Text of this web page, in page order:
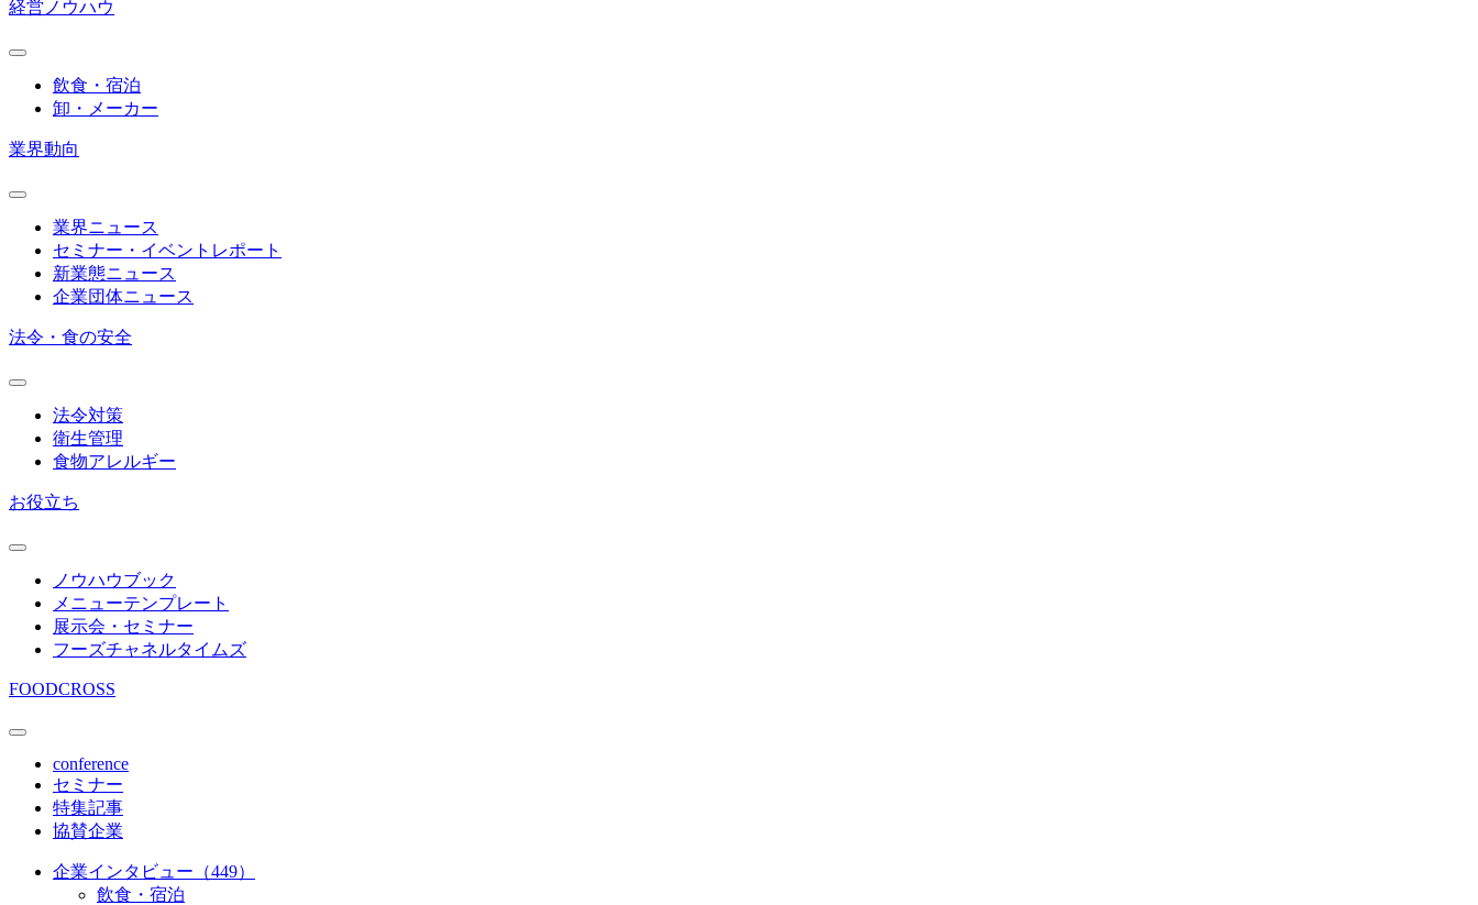
経営ノウハウ
飲食・宿泊
卸・メーカー
業界動向
業界ニュース
セミナー・イベントレポート
新業態ニュース
企業団体ニュース
法令・食の安全
法令対策
衛生管理
食物アレルギー
お役立ち
ノウハウブック
メニューテンプレート
展示会・セミナー
フーズチャネルタイムズ
FOODCROSS
conference
セミナー
特集記事
協賛企業
企業インタビュー（449）
飲食・宿泊